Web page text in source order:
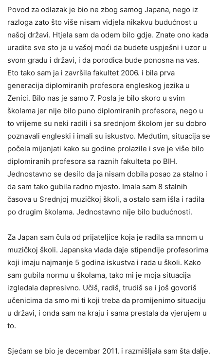
Povod za odlazak je bio ne zbog samog Japana, nego iz
razloga zato što više nisam vidjela nikakvu budućnost u
našoj državi. Htjela sam da odem bilo gdje. Znate ono kada
uradite sve sto je u vašoj moći da budete uspješni i uzor u
svom gradu i državi, i da porodica bude ponosna na vas.
Eto tako sam ja i završila fakultet 2006. i bila prva
generacija diplomiranih profesora engleskog jezika u
Zenici. Bilo nas je samo 7. Posla je bilo skoro u svim
školama jer nije bilo puno diplomiranih profesora, nego u
to vrijeme su neki radili i sa srednjom školom jer su dobro
poznavali engleski i imali su iskustvo. Međutim, situacija se
počela mijenjati kako su godine prolazile i sve je više bilo
diplomiranih profesora sa raznih fakulteta po BIH.
Jednostavno se desilo da ja nisam dobila posao za stalno i
da sam tako gubila radno mjesto. Imala sam 8 stalnih
časova u Srednjoj muzičkoj školi, a ostalo sam išla i radila
po drugim školama. Jednostavno nije bilo budućnosti.
Za Japan sam čula od prijateljice koja je radila sa mnom u
muzičkoj školi. Japanska vlada daje stipendije profesorima
koji imaju najmanje 5 godina iskustva i rada u školi. Kako
sam gubila normu u školama, tako mi je moja situacija
izgledala depresivno. Učiš, radiš, trudiš se i još govoriš
učenicima da smo mi ti koji treba da promijenimo situaciju
u državi, i onda sam na kraju i sama prestala da vjerujem u
to.
Sjećam se bio je decembar 2011. i razmišljala sam šta dalje.